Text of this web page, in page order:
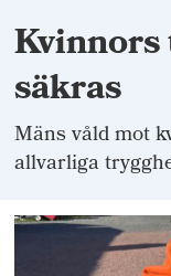
Kvinnors
säkras
Mäns våld mot
allvarliga